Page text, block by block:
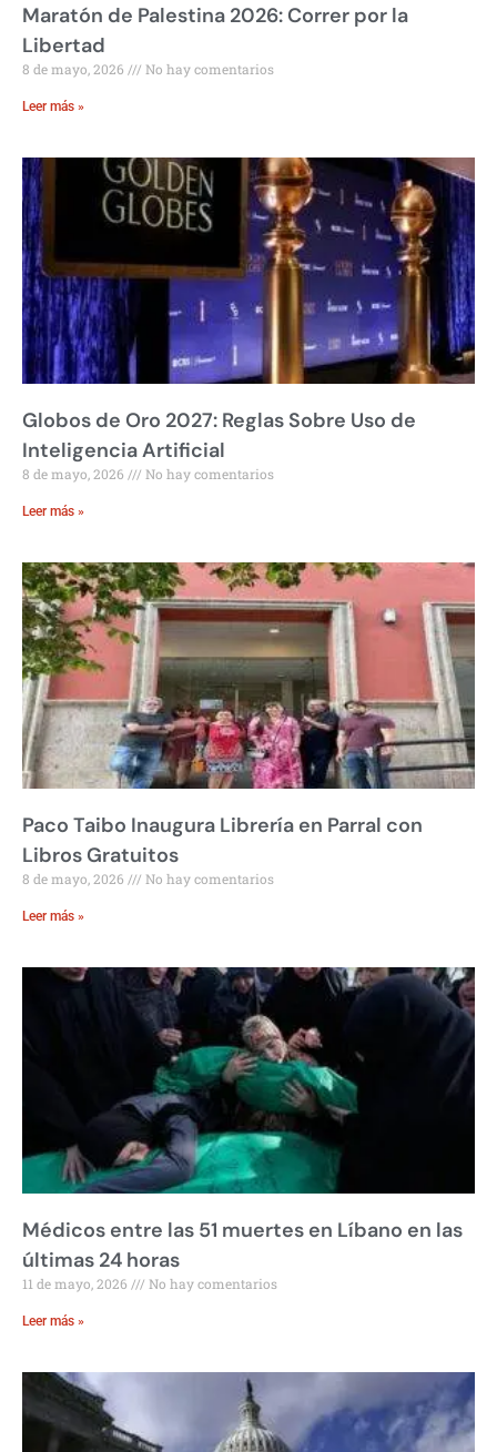
Maratón de Palestina 2026: Correr por la
Libertad
8 de mayo, 2026 No hay comentarios
Leer más »
Globos de Oro 2027: Reglas Sobre Uso de
Inteligencia Artificial
8 de mayo, 2026 No hay comentarios
Leer más »
Paco Taibo Inaugura Librería en Parral con
Libros Gratuitos
8 de mayo, 2026 No hay comentarios
Leer más »
Médicos entre las 51 muertes en Líbano en las
últimas 24 horas
11 de mayo, 2026 No hay comentarios
Leer más »